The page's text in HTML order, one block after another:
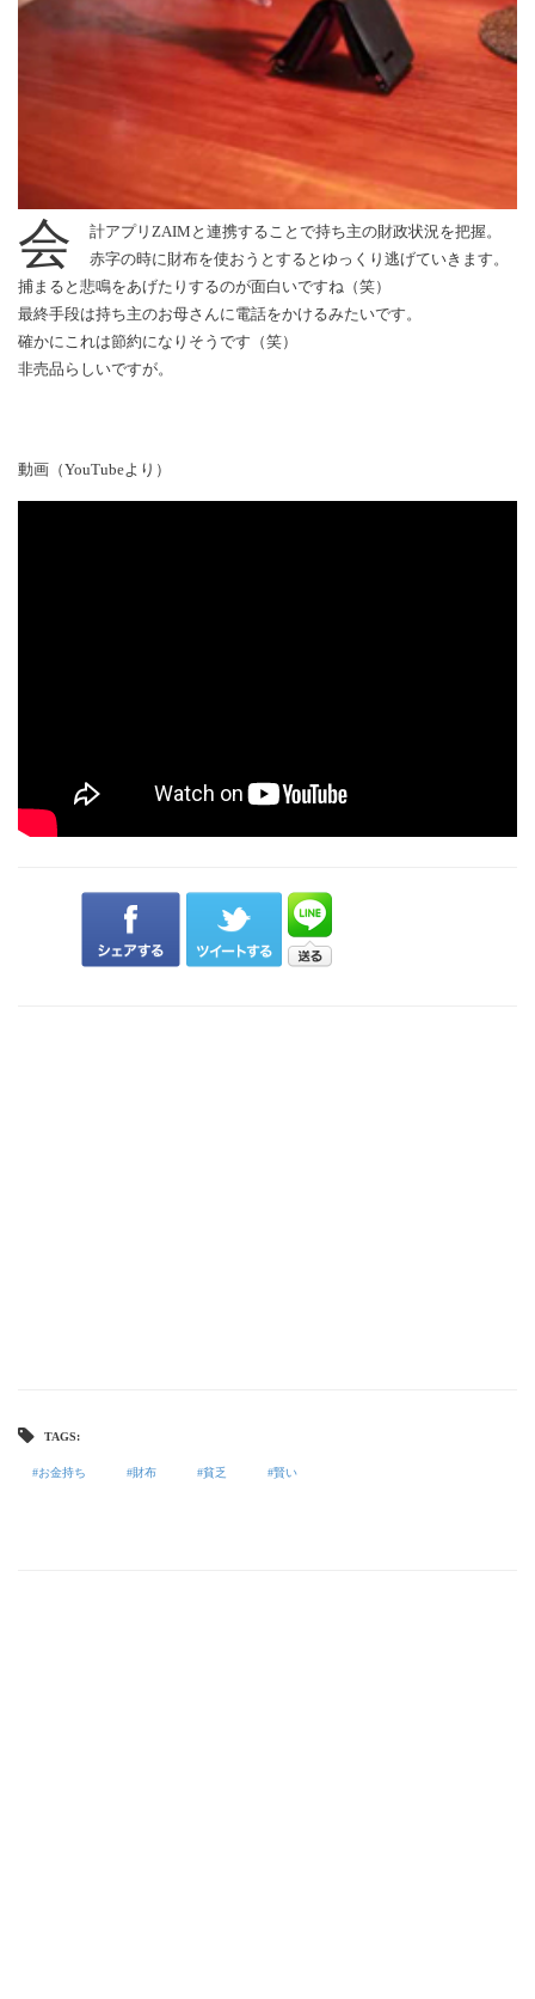
会
計アプリZAIMと連携することで持ち主の財政状況を把握。
赤字の時に財布を使おうとするとゆっくり逃げていきます。
捕まると悲鳴をあげたりするのが面白いですね（笑）
最終手段は持ち主のお母さんに電話をかけるみたいです。
確かにこれは節約になりそうです（笑）
非売品らしいですが。
動画（YouTubeより）
TAGS:
お金持ち 財布 貧乏 賢い